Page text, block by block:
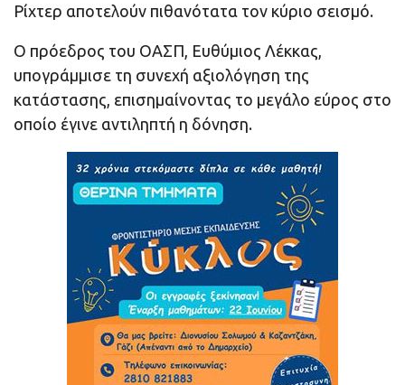
Ρίχτερ αποτελούν πιθανότατα τον κύριο σεισμό.
Ο πρόεδρος του ΟΑΣΠ, Ευθύμιος Λέκκας,
υπογράμμισε τη συνεχή αξιολόγηση της
κατάστασης, επισημαίνοντας το μεγάλο εύρος στο
οποίο έγινε αντιληπτή η δόνηση.